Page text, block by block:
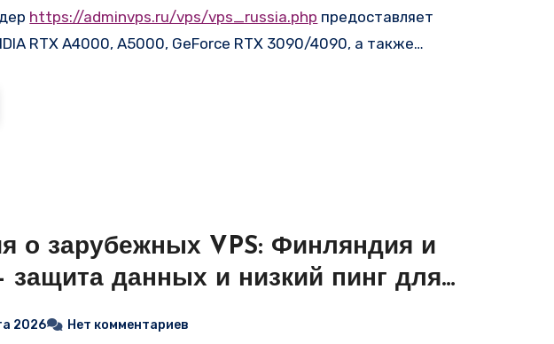
https://adminvps.ru/vps/vps_russia.php предоставляет
RTX A4000, A5000, GeForce RTX 3090/4090, а также
физических серверов, стоимость которых может достигать
а использовать выделенные мощности на условиях помесячной
месяц.
о зарубежных VPS: Финляндия и
защита данных и низкий пинг для
2026 Нет комментариев